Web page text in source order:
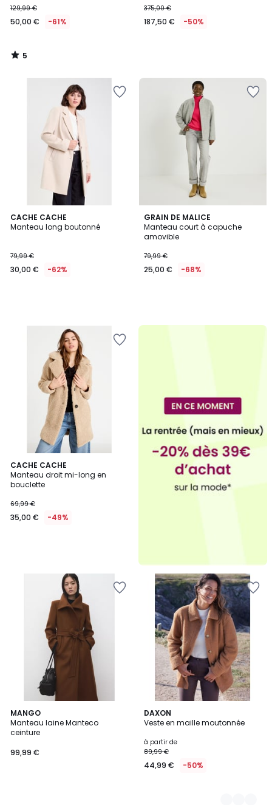
€
au
de
129,99
réduction
129,99 €
50,00 € -61%
5
/
375,00 €
187,50 € -50%
CACHE CACHE
Manteau long boutonné
79,99 €
30,00 € -62%
GRAIN DE MALICE
Manteau court à capuche
amovible
79,99 €
25,00 € -68%
CACHE CACHE
Manteau droit mi-long en
bouclette
69,99 €
35,00 € -49%
MANGO
Manteau laine Manteco
ceinture
99,99 €
DAXON
Veste en maille moutonnée
à partir de
89,99 €
44,99 € -50%
3
Couleurs